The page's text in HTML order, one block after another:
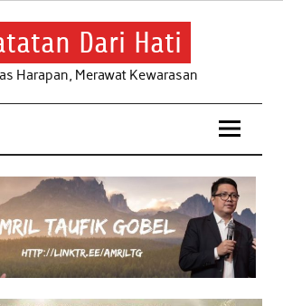
Dari Hati
Harapan, Merawat Kewarasan